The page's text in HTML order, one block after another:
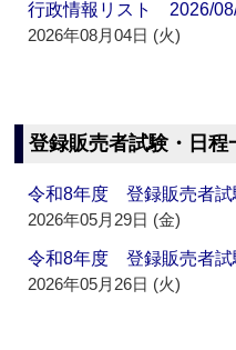
行政情報リスト 2026/
2026年08月04日 (火)
登録販売者試験・日程
令和8年度 登録販売者
2026年05月29日 (金)
令和8年度 登録販売者
2026年05月26日 (火)